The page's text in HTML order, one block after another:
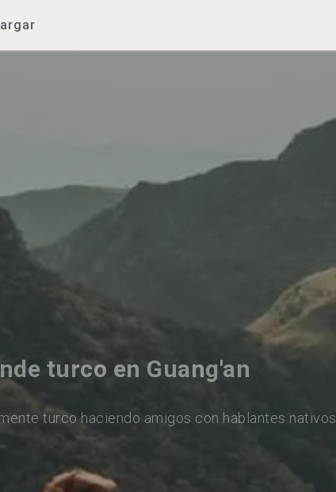
turco en Guang'an
turco haciendo amigos con hablantes nativos